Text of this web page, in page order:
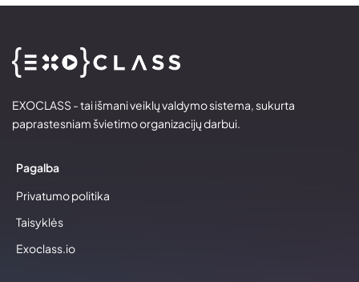
EXOCLASS - tai išmani veiklų valdymo sistema, sukurta
paprastesniam švietimo organizacijų darbui.
Pagalba
Privatumo politika
Taisyklės
Exoclass.io